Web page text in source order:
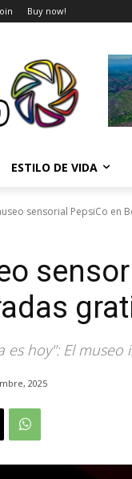
Buy now!
ESTILO DE VIDA
sensorial PepsiCo en
hoy": El museo
2025